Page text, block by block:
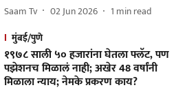
Saam Tv 02 Jun 2026 1 min read
मुंबई/पुणे
१९७८ साली ५० हजारांना घेतला फ्लॅट, पण
पझेशनच मिळालं नाही; अखेर 48 वर्षांनी
मिळाला न्याय; नेमके प्रकरण काय?